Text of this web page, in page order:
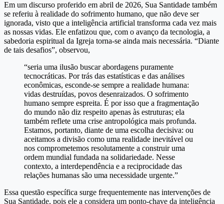
Em um discurso proferido em abril de 2026, Sua Santidade também
se referiu à realidade do sofrimento humano, que não deve ser
ignorada, visto que a inteligência artificial transforma cada vez mais
as nossas vidas. Ele enfatizou que, com o avanço da tecnologia, a
sabedoria espiritual da Igreja torna-se ainda mais necessária. “Diante
de tais desafios”, observou,
“seria uma ilusão buscar abordagens puramente
tecnocráticas. Por trás das estatísticas e das análises
econômicas, esconde-se sempre a realidade humana:
vidas destruídas, povos desenraizados. O sofrimento
humano sempre espreita. É por isso que a fragmentação
do mundo não diz respeito apenas às estruturas; ela
também reflete uma crise antropológica mais profunda.
Estamos, portanto, diante de uma escolha decisiva: ou
aceitamos a divisão como uma realidade inevitável ou
nos comprometemos resolutamente a construir uma
ordem mundial fundada na solidariedade. Nesse
contexto, a interdependência e a reciprocidade das
relações humanas são uma necessidade urgente.”
Essa questão específica surge frequentemente nas intervenções de
Sua Santidade, pois ele a considera um ponto-chave da inteligência